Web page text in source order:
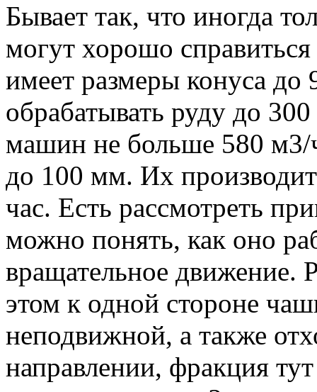
Бывает так, что иногда
могут хорошо
имеет размеры конуса
обрабатывать руду до
машин не больше 580
до 100 мм. Их
час. Есть рассмотреть
можно понять, как оно
вращательное движение.
этом к одной стороне
неподвижной, а также
направлении, фракция